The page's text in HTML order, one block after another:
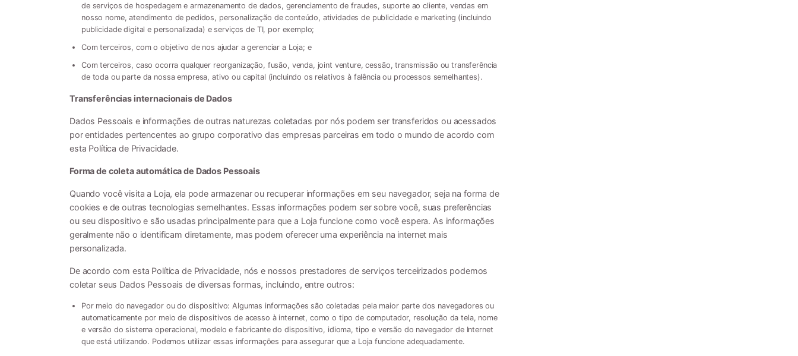
de serviços de hospedagem e armazenamento de dados, gerenciamento de fraudes, suporte ao cliente, vendas em
nosso nome, atendimento de pedidos, personalização de conteúdo, atividades de publicidade e marketing (incluindo
publicidade digital e personalizada) e serviços de TI, por exemplo;
Com terceiros, com o objetivo de nos ajudar a gerenciar a Loja; e
Com terceiros, caso ocorra qualquer reorganização, fusão, venda, joint venture, cessão, transmissão ou transferência
de toda ou parte da nossa empresa, ativo ou capital (incluindo os relativos à falência ou processos semelhantes).
Transferências internacionais de Dados
Dados Pessoais e informações de outras naturezas coletadas por nós podem ser transferidos ou acessados
por entidades pertencentes ao grupo corporativo das empresas parceiras em todo o mundo de acordo com
esta Política de Privacidade.
Forma de coleta automática de Dados Pessoais
Quando você visita a Loja, ela pode armazenar ou recuperar informações em seu navegador, seja na forma de
cookies e de outras tecnologias semelhantes. Essas informações podem ser sobre você, suas preferências
ou seu dispositivo e são usadas principalmente para que a Loja funcione como você espera. As informações
geralmente não o identificam diretamente, mas podem oferecer uma experiência na internet mais
personalizada.
De acordo com esta Política de Privacidade, nós e nossos prestadores de serviços terceirizados podemos
coletar seus Dados Pessoais de diversas formas, incluindo, entre outros:
Por meio do navegador ou do dispositivo: Algumas informações são coletadas pela maior parte dos navegadores ou
automaticamente por meio de dispositivos de acesso à internet, como o tipo de computador, resolução da tela, nome
e versão do sistema operacional, modelo e fabricante do dispositivo, idioma, tipo e versão do navegador de Internet
que está utilizando. Podemos utilizar essas informações para assegurar que a Loja funcione adequadamente.